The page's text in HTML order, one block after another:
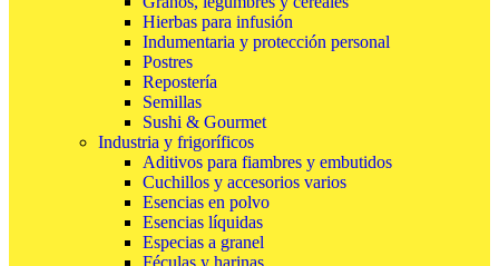
Hierbas para infusión
Indumentaria y protección personal
Postres
Repostería
Semillas
Sushi & Gourmet
Industria y frigoríficos
Aditivos para fiambres y embutidos
Cuchillos y accesorios varios
Esencias en polvo
Esencias líquidas
Especias a granel
Féculas y harinas